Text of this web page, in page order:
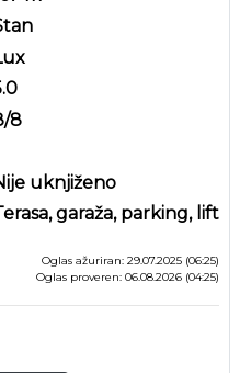
/8
uknjiženo
garaža, parking, lift
Oglas ažuriran: 29.07.2025 (06:25)
Oglas proveren: 06.08.2026 (04:25)